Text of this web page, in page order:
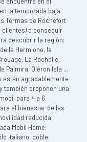
la temporada baja
Termas de Rochefort
clientes) o conseguir
descubrir la región:
la Hermione, la
La Rochelle,
Palmira, Oléron Isla ...
están agradablemente
también proponen una
para 4 a 6
el bienestar de las
reducida,
Mobil Home:
italiano, doble